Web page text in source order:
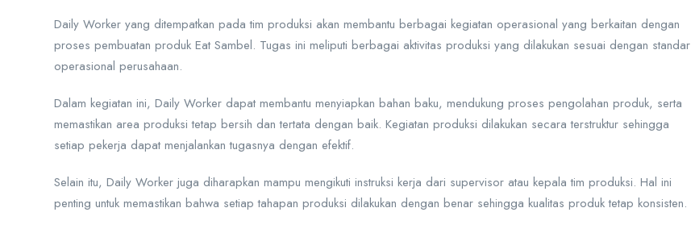
Daily Worker yang ditempatkan pada tim produksi akan membantu berbagai kegiatan operasional yang berkaitan dengan
proses pembuatan produk Eat Sambel. Tugas ini meliputi berbagai aktivitas produksi yang dilakukan sesuai dengan standar
operasional perusahaan.
Dalam kegiatan ini, Daily Worker dapat membantu menyiapkan bahan baku, mendukung proses pengolahan produk, serta
memastikan area produksi tetap bersih dan tertata dengan baik. Kegiatan produksi dilakukan secara terstruktur sehingga
setiap pekerja dapat menjalankan tugasnya dengan efektif.
Selain itu, Daily Worker juga diharapkan mampu mengikuti instruksi kerja dari supervisor atau kepala tim produksi. Hal ini
penting untuk memastikan bahwa setiap tahapan produksi dilakukan dengan benar sehingga kualitas produk tetap konsisten.